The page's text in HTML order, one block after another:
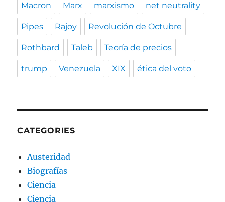
Macron Marx marxismo net neutrality
Pipes Rajoy Revolución de Octubre
Rothbard Taleb Teoría de precios
trump Venezuela XIX ética del voto
CATEGORIES
Austeridad
Biografías
Ciencia
Ciencia